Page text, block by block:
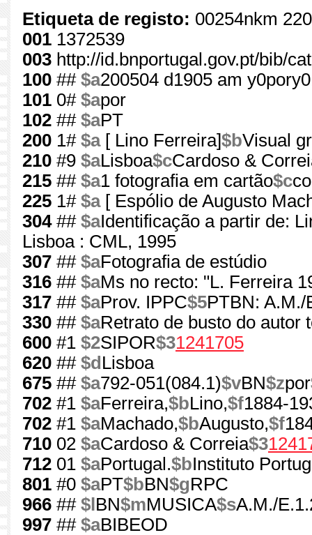
Etiqueta de registo: 00254nkm
001 1372539
003 http://id.bnportugal.gov.pt/bib/
100 ## $a200504 d1905 am
101 0# $apor
102 ## $aPT
200 1# $a[ Lino Ferreira]$bVisual
210 #9 $aLisboa$cCardoso &
215 ## $a1 fotografia em cartão$c
225 1# $a[ Espólio de Augusto
304## $aIdentificação a partir de:
Lisboa : CML, 1995
307 ## $aFotografia de estúdio
316 ## $aMs no recto: "L. Ferreira
317 ## $aProv. IPPC$5PTBN: A.M./
330 ## $aRetrato de busto do autor
600 #1 $2SIPOR$31241705
620 ## $d Lisboa
675 ## $a792-051(084.1)$vBN$zpor
702 #1 $aFerreira,$bLino,$f1884-
702 #1 $aMachado,$bAugusto,$f
710 02 $aCardoso & Correia$3
712 01 $aPortugal.$bInstituto
801 #0 $aPT$bBN$gRPC
966 ## $l BN$mMUSICA$sA.M./
997 ## $aBIBEOD